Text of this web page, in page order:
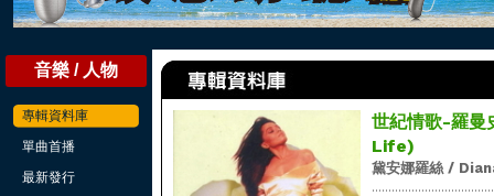
音樂 / 人物
專輯資料庫
單曲首播
最新發行
世紀情歌-羅
Life)
黛安娜羅絲 /